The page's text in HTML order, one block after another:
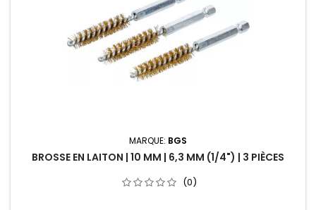
MARQUE: BGS
BROSSE EN LAITON | 10 MM | 6,3 MM (1/4") | 3 PIÈCES
(0)